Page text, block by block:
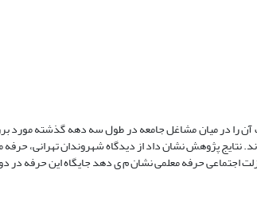
آن را در میان مشاغل جامعه در طول سه دهه گذشته مورد
گیری خوشه ای ، ۹۰۲ نفر ( ۵۸۴ مرد و ۳۱۸ ز ن) انتخاب شدند. نتایج پژوهش نشان داد از دیدگاه
اجتماعی حرفه معلمی نشان م ی دهد جایگاه این حرفه